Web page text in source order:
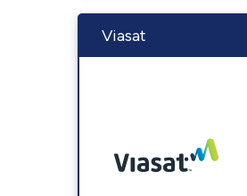
Viasat